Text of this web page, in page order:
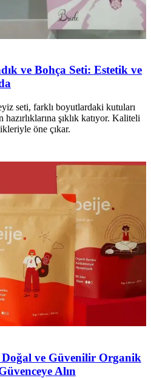
ve Bohça Seti: Estetik ve
seti, farklı boyutlardaki kutuları
şıklık katıyor. Kaliteli
öne çıkar.
ve Güvenilir Organik
Alın